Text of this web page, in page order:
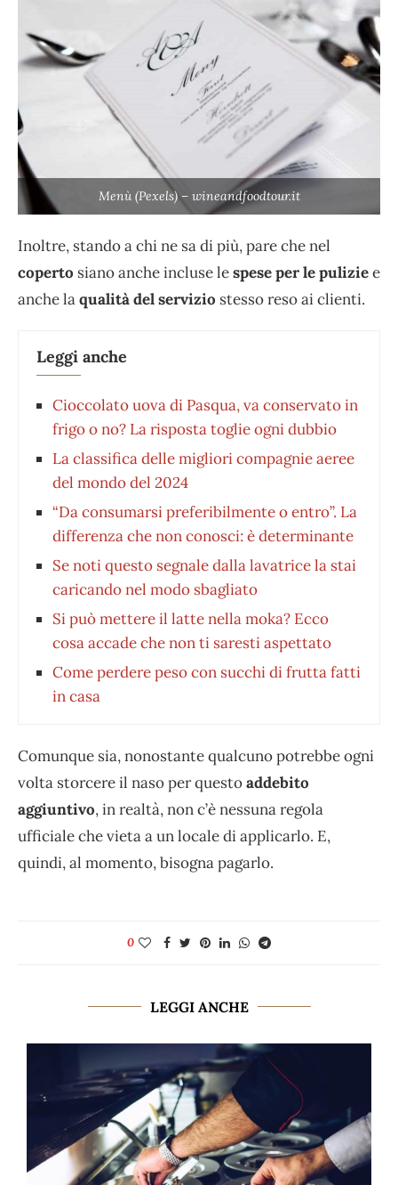
Menù (Pexels) – wineandfoodtour.it
Inoltre, stando a chi ne sa di più, pare che nel
coperto siano anche incluse lespese per le puliziee
anche laqualità del servizio stesso reso ai clienti.
Leggi anche
Cioccolato uova di Pasqua, va conservato in
frigo o no? La risposta toglie ogni dubbio
La classifica delle migliori compagnie aeree
del mondo del 2024
“Da consumarsi preferibilmente o entro”. La
differenza che non conosci: è determinante
Se noti questo segnale dalla lavatrice la stai
caricando nel modo sbagliato
Si può mettere il latte nella moka? Ecco
cosa accade che non ti saresti aspettato
Come perdere peso con succhi di frutta fatti
in casa
Comunque sia, nonostante qualcuno potrebbe ogni
volta storcere il naso per questoaddebito
aggiuntivo, in realtà, non c’è nessuna regola
ufficiale che vieta a un locale di applicarlo. E,
quindi, al momento, bisogna pagarlo.
0
LEGGI ANCHE